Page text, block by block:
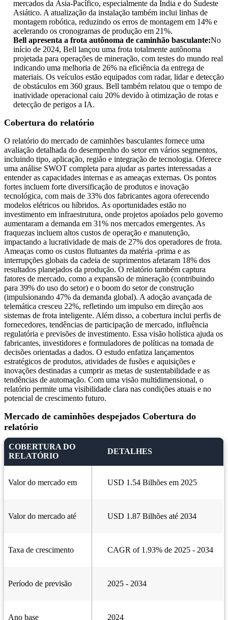
mercados da Ásia-Pacífico, especialmente da Índia e do Sudeste
Asiático. A atualização da instalação também inclui linhas de
montagem robótica, reduzindo os erros de montagem em 14% e
acelerando os cronogramas de produção em 21%.
Bell apresenta a frota autônoma de caminhão basculante:No
início de 2024, Bell lançou uma frota totalmente autônoma
projetada para operações de mineração, com testes do mundo real
indicando uma melhoria de 26% na eficiência da entrega de
materiais. Os veículos estão equipados com radar, lidar e detecção
de obstáculos em 360 graus. Bell também relatou que o tempo de
inatividade operacional caiu 20% devido à otimização de rotas e
detecção de perigos a IA.
Cobertura do relatório
O relatório do mercado de caminhões basculantes fornece uma
avaliação detalhada do desempenho do setor em vários segmentos,
incluindo tipo, aplicação, região e integração de tecnologia. Oferece
uma análise SWOT completa para ajudar as partes interessadas a
entender as capacidades internas e as ameaças externas. Os pontos
fortes incluem forte diversificação de produtos e inovação
tecnológica, com mais de 33% dos fabricantes agora oferecendo
modelos elétricos ou híbridos. As oportunidades estão no
investimento em infraestrutura, onde projetos apoiados pelo governo
aumentaram a demanda em 31% nos mercados emergentes. As
fraquezas incluem altos custos de operação e manutenção,
impactando a lucratividade de mais de 27% dos operadores de frota.
Ameaças como os custos flutuantes da matéria -prima e as
interrupções globais da cadeia de suprimentos afetaram 18% dos
resultados planejados da produção. O relatório também captura
fatores de mercado, como a expansão de mineração (contribuindo
para 39% do uso do setor) e o boom do setor de construção
(impulsionando 47% da demanda global). A adoção avançada de
telemática cresceu 22%, refletindo um impulso em direção aos
sistemas de frota inteligente. Além disso, a cobertura inclui perfis de
fornecedores, tendências de participação de mercado, influência
regulatória e previsões de investimento. Essa visão holística ajuda os
fabricantes, investidores e formuladores de políticas na tomada de
decisões orientadas a dados. O estudo enfatiza lançamentos
estratégicos de produtos, atividades de fusões e aquisições e
inovações destinadas a cumprir as metas de sustentabilidade e as
tendências de automação. Com uma visão multidimensional, o
relatório permite uma visibilidade clara nas condições atuais e no
potencial de crescimento futuro.
Mercado de caminhões despejados Cobertura do
relatório
COBERTURA DO
RELATÓRIO
DETALHES
Valor do mercado em USD 1.54 Bilhões em 2025
Valor do mercado até USD 1.87 Bilhões até 2034
Taxa de crescimento CAGR of 1.93% de 2025 - 2034
Período de previsão 2025 - 2034
Ano base 2024